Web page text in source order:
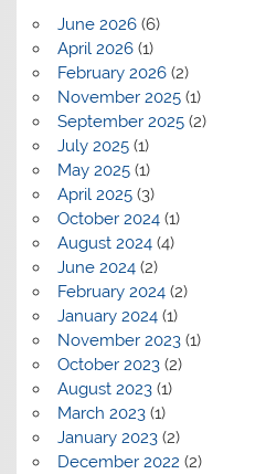
June 2026(6)
April 2026(1)
February 2026(2)
November 2025(1)
September 2025(2)
July 2025(1)
May 2025(1)
April 2025(3)
October 2024(1)
August 2024(4)
June 2024(2)
February 2024(2)
January 2024(1)
November 2023(1)
October 2023(2)
August 2023(1)
March 2023(1)
January 2023(2)
December 2022 (2)